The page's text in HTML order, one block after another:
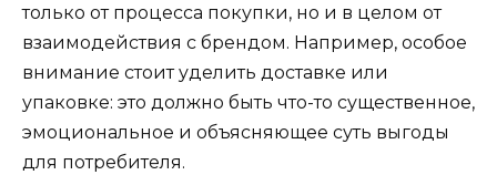
только от процесса покупки, но и в целом от
взаимодействия с брендом. Например, особое
внимание стоит уделить доставке или
упаковке: это должно быть что-то существенное,
эмоциональное и объясняющее суть выгоды
для потребителя.